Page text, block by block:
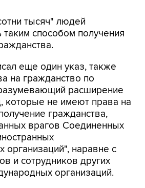
тысяч" людей
таким способом получения
еще один указ, также
на гражданство по
расширение
которые не имеют права на
гражданства,
врагов Соединенных
организаций", наравне с
и сотрудников других
организаций.